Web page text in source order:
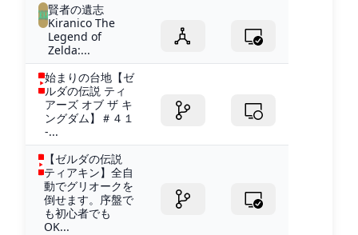
賢者の遺志
Kiranico The
Legend of
Zelda:...
始まりの台地【ゼ
ルダの伝説 ティ
アーズ オブ ザ キ
ングダム】＃４１
-...
【ゼルダの伝説
ティアキン】全自
動でグリオークを
倒せます。序盤で
も初心者でも
OK...